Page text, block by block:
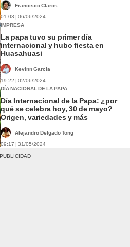
Francisco Claros
01:03 | 06/06/2024
IMPRESA
La papa tuvo su primer día
internacional y hubo fiesta en
Huasahuasi
Kevinn Garcia
19:22 | 02/06/2024
DÍA NACIONAL DE LA PAPA
Día Internacional de la Papa: ¿por
qué se celebra hoy, 30 de mayo?
Origen, variedades y más
Alejandro Delgado Tong
09:17 | 31/05/2024